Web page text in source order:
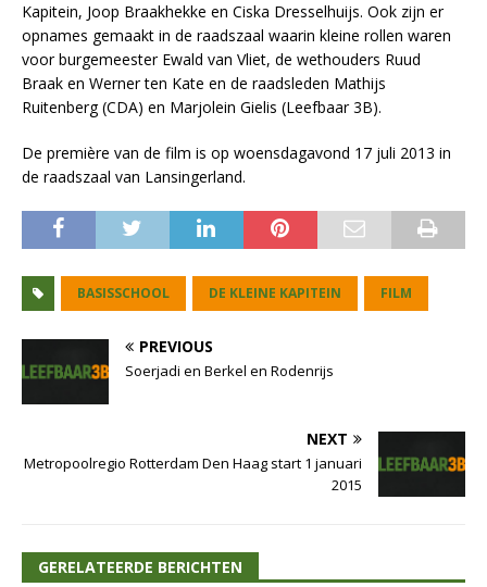
Kapitein, Joop Braakhekke en Ciska Dresselhuijs. Ook zijn er
opnames gemaakt in de raadszaal waarin kleine rollen waren
voor burgemeester Ewald van Vliet, de wethouders Ruud
Braak en Werner ten Kate en de raadsleden Mathijs
Ruitenberg (CDA) en Marjolein Gielis (Leefbaar 3B).
De première van de film is op woensdagavond 17 juli 2013 in
de raadszaal van Lansingerland.
BASISSCHOOL DE KLEINE KAPITEIN FILM
PREVIOUS
Soerjadi en Berkel en Rodenrijs
NEXT
Metropoolregio Rotterdam Den Haag start 1 januari
2015
GERELATEERDE BERICHTEN